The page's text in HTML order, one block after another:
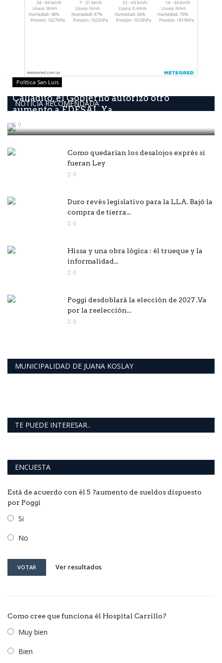
NOTICIA RECOMENDADA
Política San Luis
Calladito, él Gobierno autorizó otro
aumento a EDESAL Ya...
0
Como quedarían los desalojos exprés si
fueran Ley
0
Duro revés legislativo para la LLA. Bajó la
compra de tierra...
0
Hissa y una obra lógica : él trueque y la
informalidad...
0
Poggi desdoblará la elección de 2027 .Va
por la reelección...
0
MUNICIPALIDAD DE JUANA KOSLAY
TE PUEDE INTERESAR..
ENCUESTA
Está de acuerdo con él 5 ?aumento de sueldos dispuesto
por Poggi
Si
No
VOTAR Ver resultados
Como cree que funciona él Hospital Carrillo?
Muy bien
Bien